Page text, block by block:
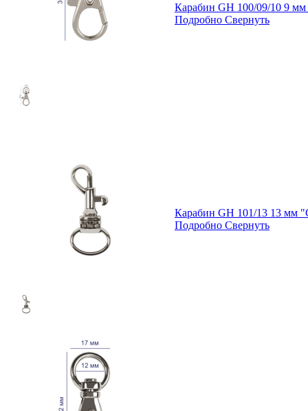
Карабин GH 100/09/10 9
Подробно Свернуть
Карабин GH 101/13 13 мм
Подробно Свернуть